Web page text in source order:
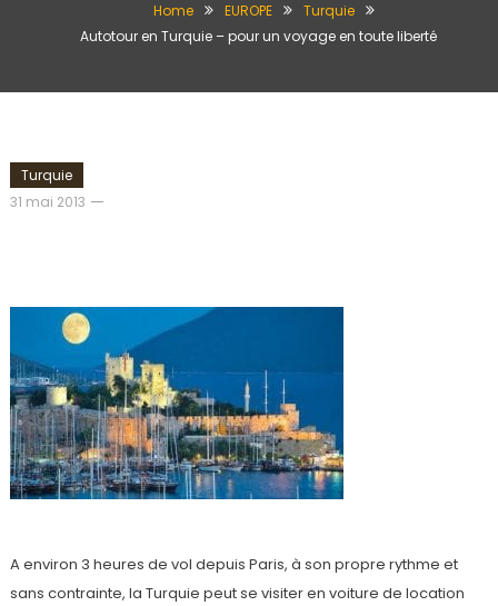
Home EUROPE
Turquie
Autotour en Turquie – pour un voyage en toute liberté
Turquie
31 mai 2013
admin
A environ 3 heures de vol depuis Paris, à son propre rythme et
sans contrainte, la Turquie peut se visiter en voiture de location